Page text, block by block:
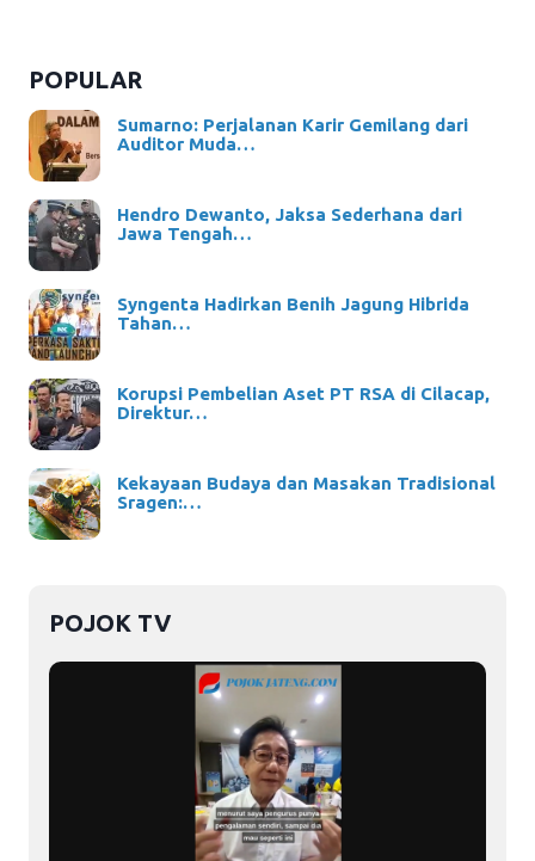
POPULAR
Sumarno: Perjalanan Karir Gemilang dari
Auditor Muda…
Hendro Dewanto, Jaksa Sederhana dari
Jawa Tengah…
Syngenta Hadirkan Benih Jagung Hibrida
Tahan…
Korupsi Pembelian Aset PT RSA di Cilacap,
Direktur…
Kekayaan Budaya dan Masakan Tradisional
Sragen:…
POJOK TV